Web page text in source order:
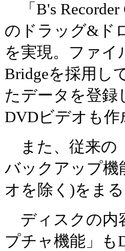
「B's Recorder
のドラッグ&ド
を実現。ファイ
Bridgeを採用し
たデータを登録
DVDビデオも作
また、従来の
バックアップ機
オを除く)をま
ディスクの内
プチャ機能」も